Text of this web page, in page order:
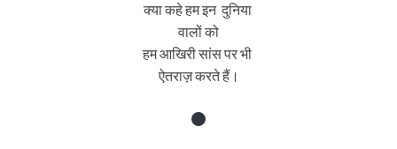
क्या कहे हम इन दुनिया
वालों को
हम आखिरी सांस पर भी
ऐतराज़ करते हैं।